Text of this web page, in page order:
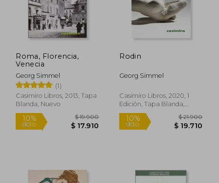
Roma, Florencia,
Venecia
Georg Simmel
(1)
Casimiro Libros, 2013, Tapa
Blanda, Nuevo
Rodin
Georg Simmel
Casimiro Libros, 2020, 1
Edición, Tapa Blanda,
Nuevo